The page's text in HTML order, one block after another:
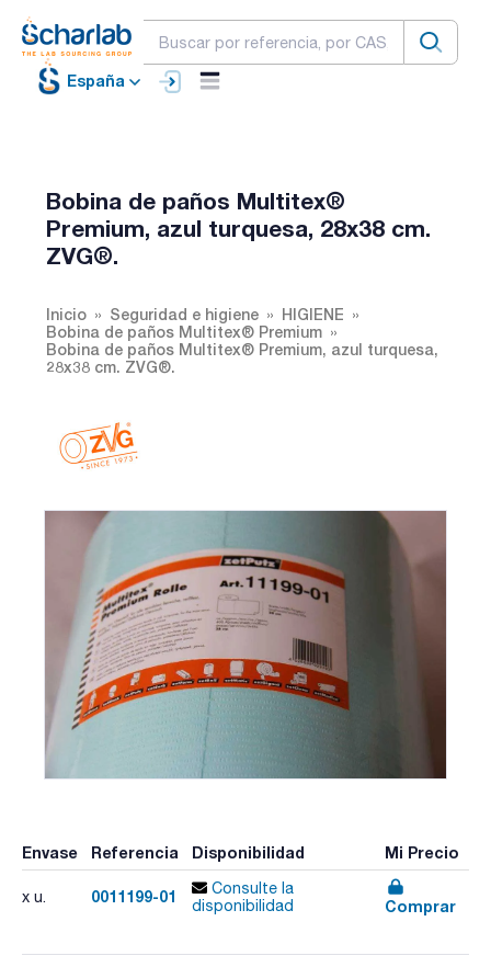
España
Bobina de paños Multitex®
Premium, azul turquesa, 28x38 cm.
ZVG®.
Inicio Seguridad e higiene
HIGIENE
Bobina de paños Multitex® Premium
Bobina de paños Multitex® Premium, azul turquesa,
28x38 cm. ZVG®.
Envase Referencia Disponibilidad Mi Precio
x u. 0011199-01
Consulte la
disponibilidad
Comprar